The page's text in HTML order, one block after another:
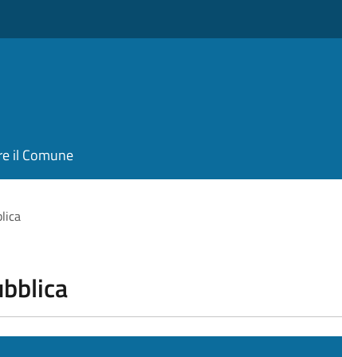
il Comune